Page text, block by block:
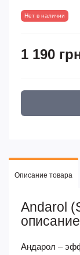
Нет в наличии
1 190
Описание товара
Andarol
описание
Андарол –